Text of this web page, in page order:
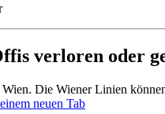
verloren oder
Die Wiener Linien
neuen Tab